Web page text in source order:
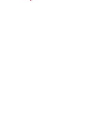
A alegria